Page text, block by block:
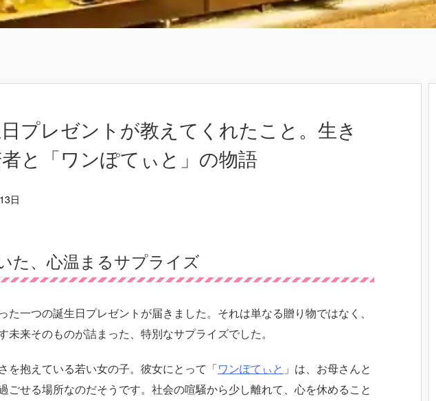
プレゼントが教えてくれたこと。生き
と「ワンぽてぃと」の物語
日
た、心温まるサプライズ
た一つの誕生日プレゼントが届きました。それは単なる贈り物ではなく、
未来そのものが詰まった、特別なサプライズでした。
を抱えている若い女の子。彼女にとって「ワンぽてぃと 」は、お母さんと
ごせる場所なのだそうです。社会の喧騒から少し離れて、心を休めること